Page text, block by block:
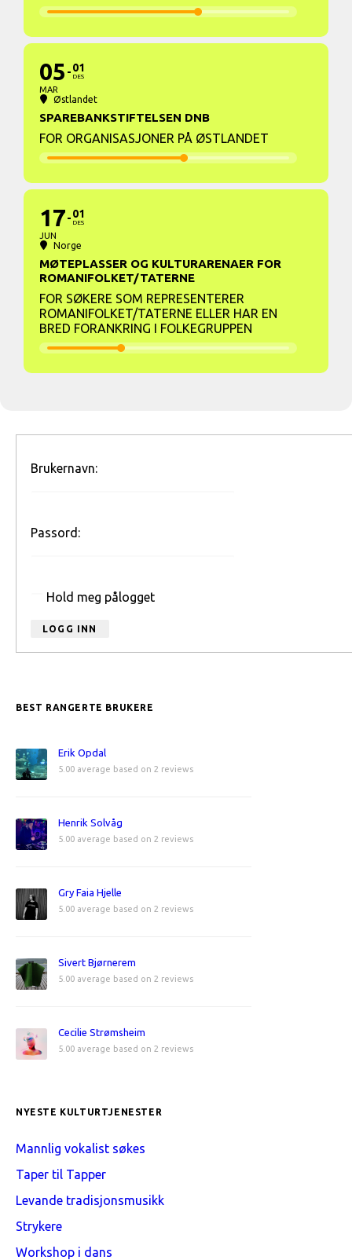
05
MAR
01
DES
Østlandet
SPAREBANKSTIFTELSEN DNB
FOR ORGANISASJONER PÅ ØSTLANDET
17
JUN
01
DES
Norge
MØTEPLASSER OG KULTURARENAER FOR
ROMANIFOLKET/TATERNE
FOR SØKERE SOM REPRESENTERER
ROMANIFOLKET/TATERNE ELLER HAR EN
BRED FORANKRING I FOLKEGRUPPEN
Brukernavn:
Passord:
Hold meg pålogget
LOGG INN
BEST RANGERTE BRUKERE
Erik Opdal
5.00 average based on 2 reviews
Henrik Solvåg
5.00 average based on 2 reviews
Gry Faia Hjelle
5.00 average based on 2 reviews
Sivert Bjørnerem
5.00 average based on 2 reviews
Cecilie Strømsheim
5.00 average based on 2 reviews
NYESTE KULTURTJENESTER
Mannlig vokalist søkes
Taper til Tapper
Levande tradisjonsmusikk
Strykere
Workshop i dans